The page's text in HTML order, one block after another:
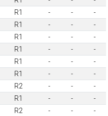
R1 - -
-
R1 - -
-
R1 - -
-
R1 - -
-
R1 - -
-
R1 - -
-
R2 - -
-
R1 - -
-
R2 - -
-